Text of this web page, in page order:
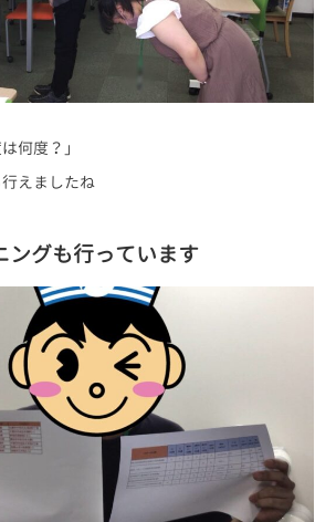
何度？」
えましたね
グも行っています